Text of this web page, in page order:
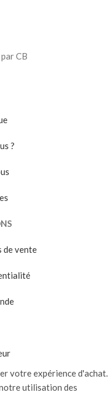
CB
?
de vente
votre expérience d'achat.
utilisation des